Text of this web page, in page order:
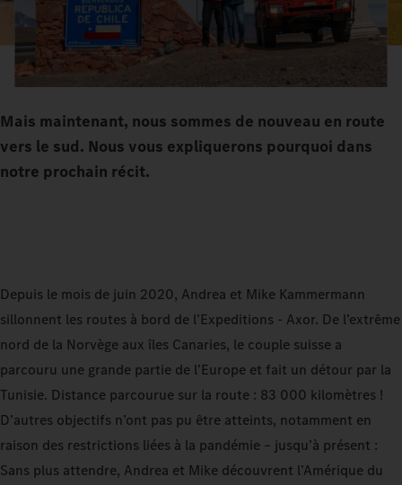
Mais maintenant, nous sommes de nouveau en route
vers le sud. Nous vous expliquerons pourquoi dans
notre prochain récit.
Depuis le mois de juin 2020, Andrea et Mike Kammermann
sillonnent les routes à bord de l’Expeditions - Axor. De l’extrême
nord de la Norvège aux îles Canaries, le couple suisse a
parcouru une grande partie de l’Europe et fait un détour par la
Tunisie. Distance parcourue sur la route : 83 000 kilomètres !
D’autres objectifs n’ont pas pu être atteints, notamment en
raison des restrictions liées à la pandémie – jusqu’à présent :
Sans plus attendre, Andrea et Mike découvrent l’Amérique du